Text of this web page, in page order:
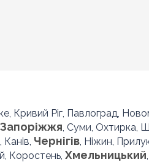
Кривий Ріг, Павлоград,
Запоріжжя, Суми, Охтирка,
Чернігів, Ніжин,
Коростень, Хмельницький